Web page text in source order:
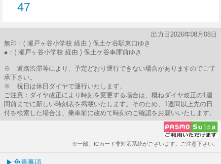
47
出力日2026年08月08日
無印：( 瀬戸ヶ谷小学校 経由 ) 保土ケ谷駅東口ゆき
●：( 瀬戸ヶ谷小学校 経由 ) 保土ケ谷車庫前ゆき
※ 道路渋滞等により、予定どおり運行できない場合がありますのでご了
承下さい。
※ 祝日は休日ダイヤで運行いたします。
ご注意：ダイヤ改正により時刻を変更する場合は、概ねダイヤ改正の1週
間前までに新しい時刻表を掲載いたします。そのため、1週間以上先の日
付を検索した場合は、乗車前に改めて時刻のご確認をお願いいたします。
※一部、ICカード非対応系統がございます。ご注意下さい。
免責事項